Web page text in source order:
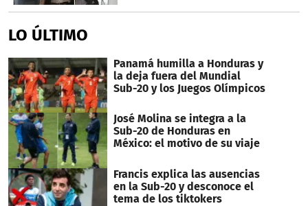
LO ÚLTIMO
Panamá humilla a Honduras y
la deja fuera del Mundial
Sub-20 y los Juegos Olímpicos
José Molina se integra a la
Sub-20 de Honduras en
México: el motivo de su viaje
Francis explica las ausencias
en la Sub-20 y desconoce el
tema de los tiktokers